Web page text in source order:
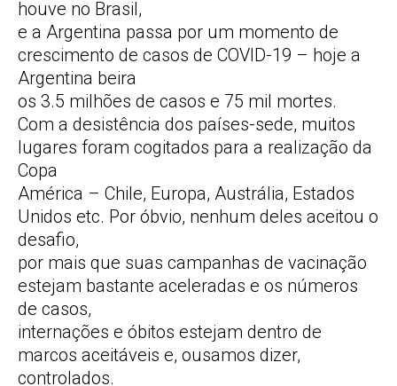
houve no Brasil,
e a Argentina passa por um momento de
crescimento de casos de COVID-19 – hoje a
Argentina beira
os 3.5 milhões de casos e 75 mil mortes.
Com a desistência dos países-sede, muitos
lugares foram cogitados para a realização da
Copa
América – Chile, Europa, Austrália, Estados
Unidos etc. Por óbvio, nenhum deles aceitou o
desafio,
por mais que suas campanhas de vacinação
estejam bastante aceleradas e os números
de casos,
internações e óbitos estejam dentro de
marcos aceitáveis e, ousamos dizer,
controlados.